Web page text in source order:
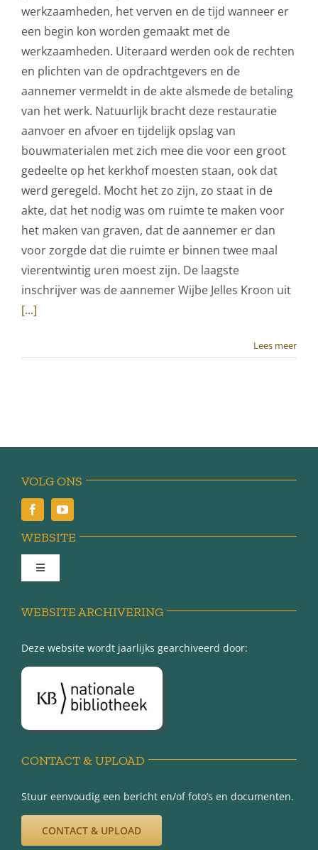
werkzaamheden, het verven en de tijd wanneer er
een begin kon worden gemaakt met de
werkzaamheden. Uiteraard werden ook de rechten
en plichten van de opdrachtgevers en de
aannemer vermeldt in de akte alsmede de betaling
van het werk. Natuurlijk bracht deze restauratie
aanvoer en afvoer en tijdelijk opslag van
bouwmaterialen met zich mee die voor een groot
gedeelte op het kerkhof moesten staan, ook dat
werd geregeld. Mocht het zo zijn, zo staat in de
akte, dat het nodig was om ruimte te maken voor
het maken van graven, dat de aannemer er dan
voor zorgde dat die ruimte er binnen twee maal
vierentwintig uren moest zijn. De laagste
inschrijver was de aannemer Wijbe Jelles Kroon uit
[...]
Lees meer
VOLG ONS
WEBSITE
Toggle
Over Minnertsga
Disclaimer
WEBSITE ARCHIVERING
Deze website wordt jaarlijks gearchiveerd door:
CONTACT & UPLOAD
Stuur eenvoudig een bericht en/of foto’s en documenten.
CONTACT & UPLOAD